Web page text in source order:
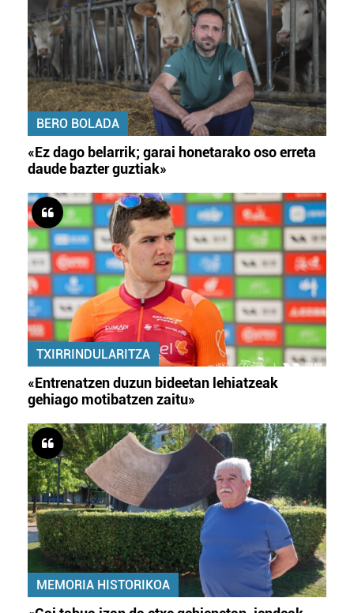
BERO BOLADA
«Ez dago belarrik; garai honetarako oso erreta
daude bazter guztiak»
TXIRRINDULARITZA
«Entrenatzen duzun bideetan lehiatzeak
gehiago motibatzen zaitu»
MEMORIA HISTORIKOA